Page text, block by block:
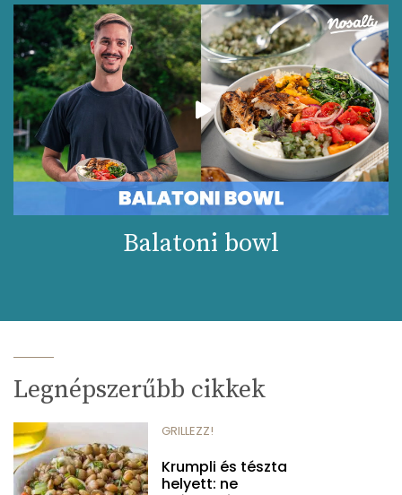
Balatoni bowl
Legnépszerűbb cikkek
GRILLEZZ!
Krumpli és tészta
helyett: ne